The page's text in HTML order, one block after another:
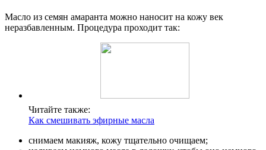
Масло из семян амаранта можно наносит на кожу век
неразбавленным. Процедура проходит так:
Читайте также:
Как смешивать эфирные масла
снимаем макияж, кожу тщательно очищаем;